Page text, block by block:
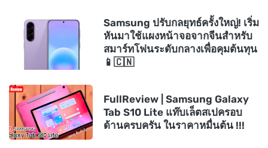
Samsung ปรับกลยุทธ์ครั้งใหญ่! เริ่ม
หันมาใช้แผงหน้าจอจากจีนสำหรับ
สมาร์ทโฟนระดับกลางเพื่อคุมต้นทุน
📱🇨🇳
FullReview | Samsung Galaxy
Tab S10 Lite แท๊บเล็ตสเปครอบ
ด้านครบครัน ในราคาหมื่นต้น !!!